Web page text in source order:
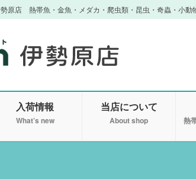
原店 熱帯魚・金魚・メダカ・爬虫類・昆虫・奇蟲・小
入荷情報
What’s new
当店について
About shop 熱